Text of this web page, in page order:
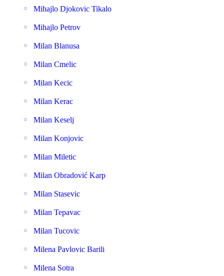
Mihajlo Djokovic Tikalo
Mihajlo Petrov
Milan Blanusa
Milan Cmelic
Milan Kecic
Milan Kerac
Milan Keselj
Milan Konjovic
Milan Miletic
Milan Obradović Karp
Milan Stasevic
Milan Tepavac
Milan Tucovic
Milena Pavlovic Barili
Milena Sotra